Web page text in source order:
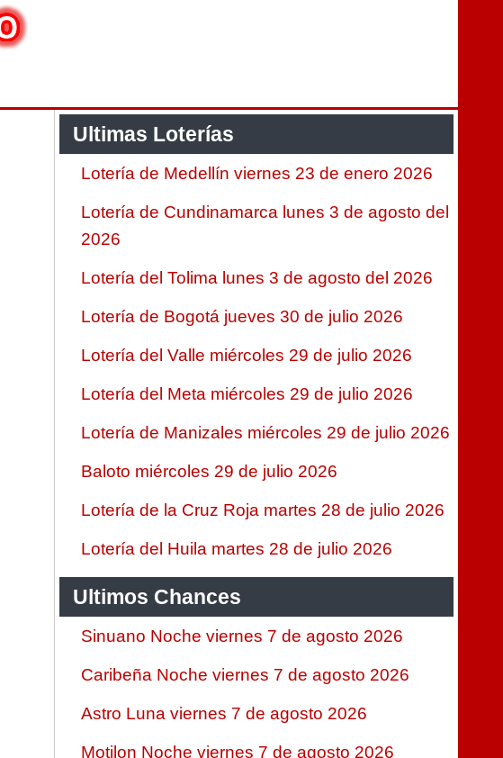
Ultimas Loterías
Lotería de Medellín viernes 23 de enero 2026
Lotería de Cundinamarca lunes 3 de agosto del
2026
Lotería del Tolima lunes 3 de agosto del 2026
Lotería de Bogotá jueves 30 de julio 2026
Lotería del Valle miércoles 29 de julio 2026
Lotería del Meta miércoles 29 de julio 2026
Lotería de Manizales miércoles 29 de julio 2026
Baloto miércoles 29 de julio 2026
Lotería de la Cruz Roja martes 28 de julio 2026
Lotería del Huila martes 28 de julio 2026
Ultimos Chances
Sinuano Noche viernes 7 de agosto 2026
Caribeña Noche viernes 7 de agosto 2026
Astro Luna viernes 7 de agosto 2026
Motilon Noche viernes 7 de agosto 2026